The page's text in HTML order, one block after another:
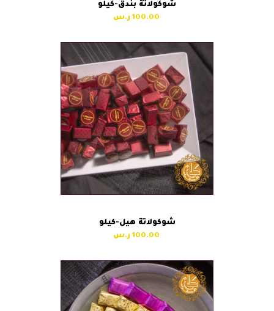
شوكولاتة بندق-كيلو
شوكولاتة هيل-كيلو